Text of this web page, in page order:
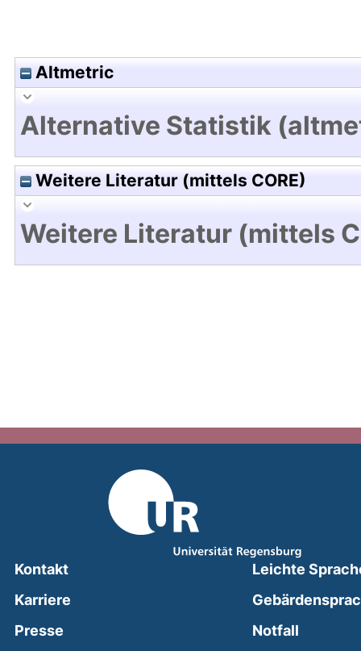
Altmetric
Alternative Statistik
Weitere Literatur (mittels CORE)
Weitere Literatur (mittels
Kontakt
Karriere
Presse
Leichte
Notfall